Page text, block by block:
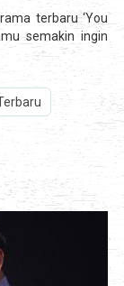
terbaru ‘You
semakin ingin